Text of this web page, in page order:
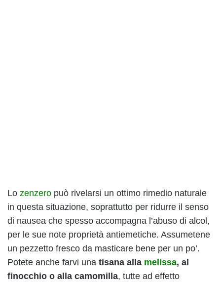
Lo zenzero può rivelarsi un ottimo rimedio naturale
in questa situazione, soprattutto per ridurre il senso
di nausea che spesso accompagna l’abuso di alcol,
per le sue note proprietà antiemetiche. Assumetene
un pezzetto fresco da masticare bene per un po’.
Potete anche farvi una tisana alla melissa, al
finocchio o alla camomilla, tutte ad effetto